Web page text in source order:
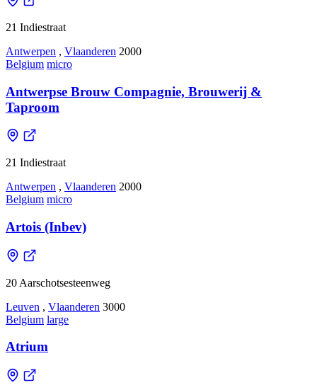
21 Indiestraat
Antwerpen , Vlaanderen 2000
Belgium micro
Antwerpse Brouw Compagnie, Brouwerij &
Taproom
21 Indiestraat
Antwerpen , Vlaanderen 2000
Belgium micro
Artois (Inbev)
20 Aarschotsesteenweg
Leuven , Vlaanderen 3000
Belgium large
Atrium